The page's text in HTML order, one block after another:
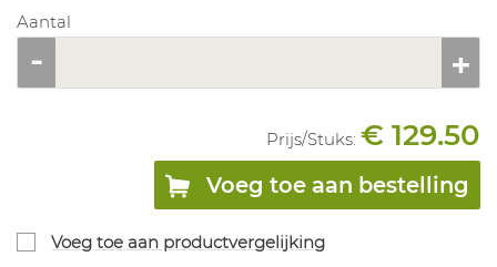
Aantal
Prijs/Stuks: € 129.50
Voeg toe aan bestelling
Voeg toe aan productvergelijking